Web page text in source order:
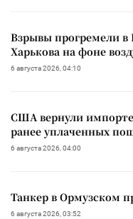
Взрывы прогремели в
Харькова на фоне
6 августа 2026, 04:10
США вернули
ранее уплаченных
6 августа 2026, 04:00
Танкер в Ормузском
6 августа 2026, 03:52